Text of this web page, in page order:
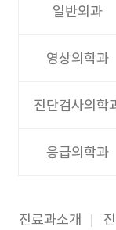
일반외과
영상의학과
진단검사의학
응급의학과
진료과소개